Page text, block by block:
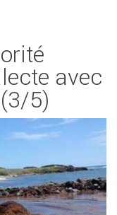
avec
5)